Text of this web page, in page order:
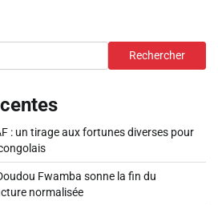
Rechercher
: un tirage aux fortunes diverses pour
Fwamba sonne la fin du
normalisée